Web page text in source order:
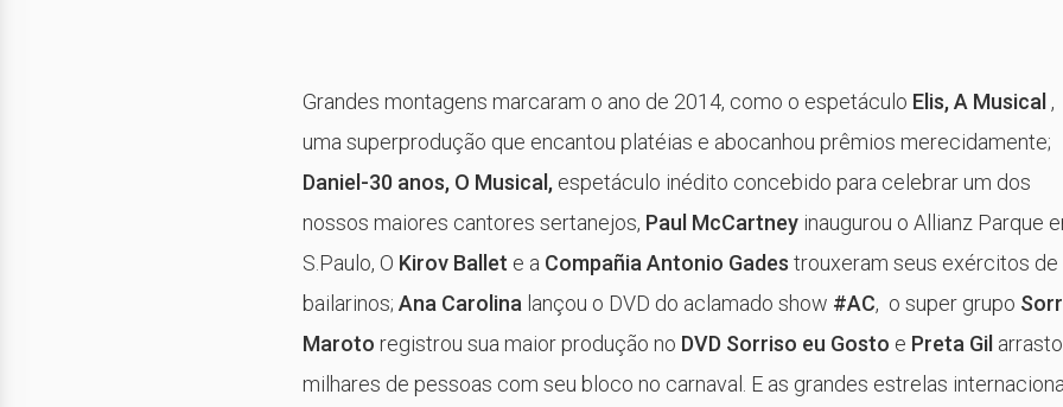
Grandes montagens marcaram o ano de 2014, como o espetáculo Elis, A Musical ,
uma superprodução que encantou platéias e abocanhou prêmios merecidamente;
Daniel-30 anos, O Musical, espetáculo inédito concebido para celebrar um dos
nossos maiores cantores sertanejos, Paul McCartney inaugurou o Allianz Parque
S.Paulo, O Kirov Ballet e a Compañia Antonio Gades trouxeram seus exércitos de
bailarinos; Ana Carolina lançou o DVD do aclamado show #AC, o super grupo
Maroto registrou sua maior produção no DVD Sorriso eu Gosto e Preta Gil
milhares de pessoas com seu bloco no carnaval. E as grandes estrelas